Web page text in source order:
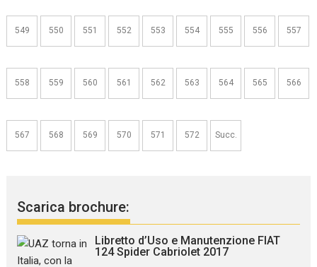
549 550 551 552 553 554 555 556 557
558 559 560 561 562 563 564 565 566
567 568 569 570 571 572 Succ.
Scarica brochure:
Libretto d’Uso e Manutenzione FIAT
124 Spider Cabriolet 2017